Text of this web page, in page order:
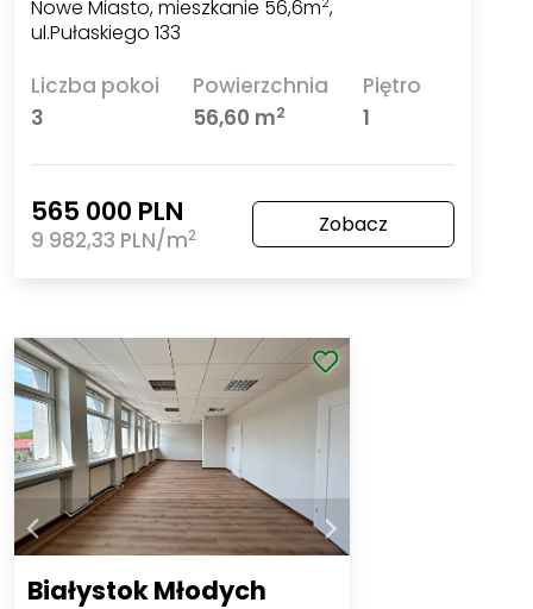
Nowe Miasto, mieszkanie 56,6m ,
ul.Pułaskiego 133
Liczba pokoi
3
Powierzchnia
56,60 m2
Piętro
1
565 000 PLN
9 982,33 PLN/m2 Zobacz
Białystok Młodych